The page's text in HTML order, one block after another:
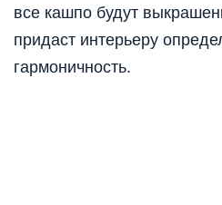
все кашпо будут
придаст интерьеру
гармоничность.